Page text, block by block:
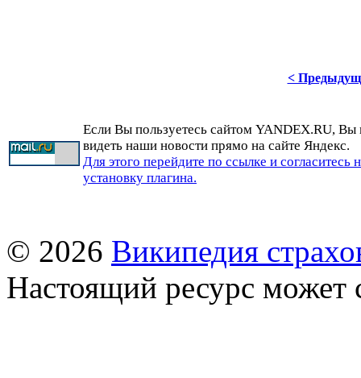
<
Если Вы пользуетесь сайтом YANDEX.RU, Вы
видеть наши новости прямо на сайте Яндекс.
Для этого перейдите по ссылке и согласитесь
установку плагина.
© 2026 Википедия
Настоящий ресурс может